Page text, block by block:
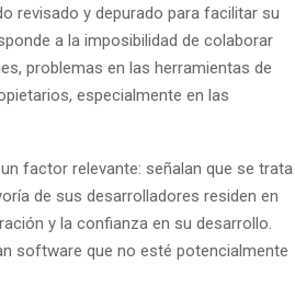
revisado y depurado para facilitar su
a la imposibilidad de colaborar
problemas en las herramientas de
especialmente en las
factor relevante: señalan que se trata
de sus desarrolladores residen en
y la confianza en su desarrollo.
software que no esté potencialmente